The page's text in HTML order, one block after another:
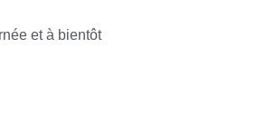
et à bientôt